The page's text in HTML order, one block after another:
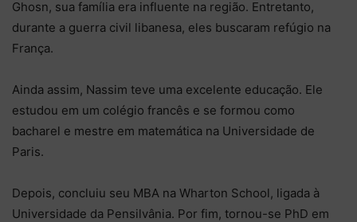
Ghosn, sua família era influente na região. Entretanto,
durante a guerra civil libanesa, eles buscaram refúgio na
França.
Ainda assim, Nassim teve uma excelente educação. Ele
estudou em um colégio francês e se formou como
bacharel e mestre em matemática na Universidade de
Paris.
Depois, concluiu seu MBA na Wharton School, ligada à
Universidade da Pensilvânia. Por fim, tornou-se PhD em